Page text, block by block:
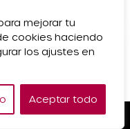
mejorar tu
cookies haciendo
los ajustes en
Aceptar todo